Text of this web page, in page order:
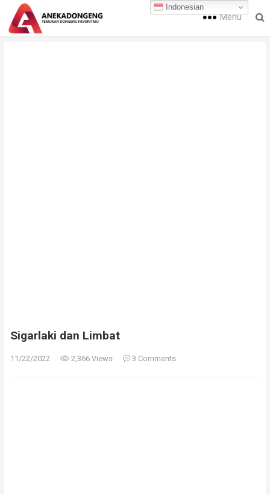
Menu
Sigarlaki dan Limbat
11/22/2022 2,366 Views 3 Comments
Indonesian